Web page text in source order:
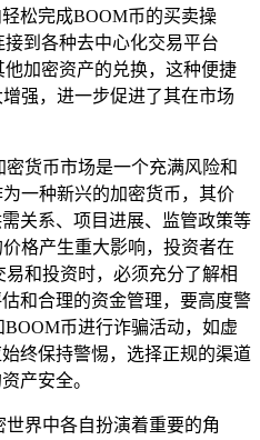
松完成BOOM币的买卖操
到各种去中心化交易平台
他加密资产的兑换，这种便捷
强，进一步促进了其在市场
货币市场是一个充满风险和
一种新兴的加密货币，其价
关系、项目进展、监管政策等
格产生重大影响，投资者在
和投资时，必须充分了解相
和合理的资金管理，要高度警
币进行诈骗活动，如虚
终保持警惕，选择正规的渠道
产安全。
界中各自扮演着重要的角